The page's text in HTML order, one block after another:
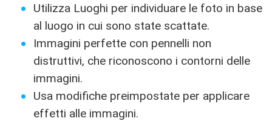
Utilizza Luoghi per individuare le foto in base
al luogo in cui sono state scattate.
Immagini perfette con pennelli non
distruttivi, che riconoscono i contorni delle
immagini.
Usa modifiche preimpostate per applicare
effetti alle immagini.